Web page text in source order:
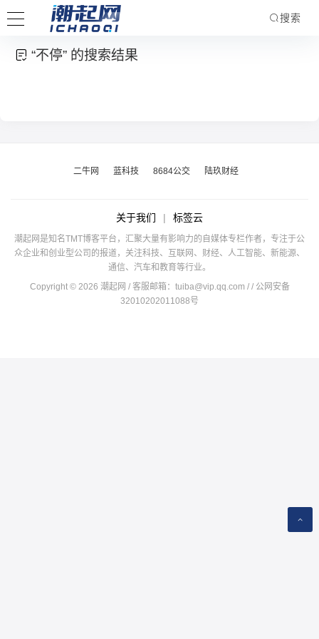
搜索
“不停” 的搜索结果
二牛网 蓝科技 8684公交 陆玖财经
关于我们 | 标签云
潮起网是知名TMT博客平台，汇聚大量有影响力的自媒体专栏作者，专注于公
众企业和创业型公司的报道，关注科技、互联网、财经、人工智能、新能源、
通信、汽车和教育等行业。
Copyright © 2026 潮起网 / 客服邮箱： tuiba@vip.qq.com / / 公网安备
32010202011088号